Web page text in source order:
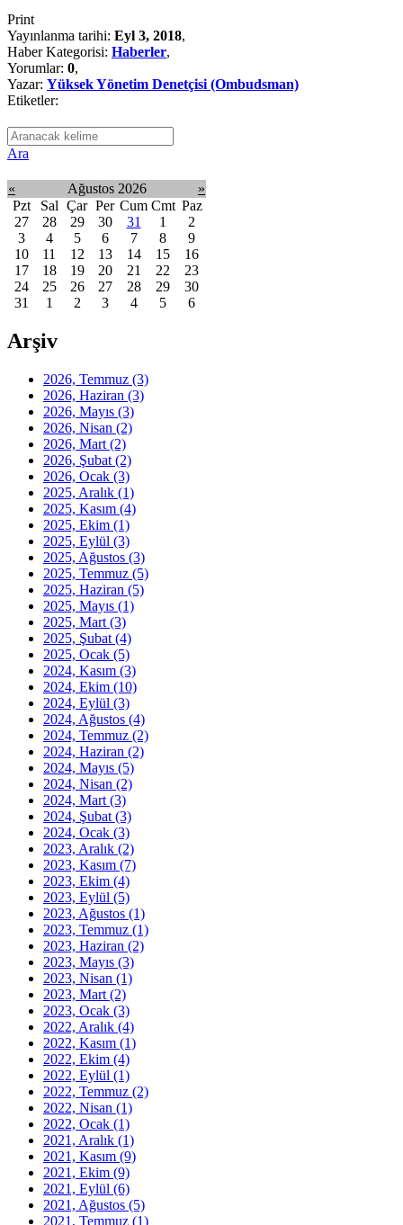
Print
Yayınlanma tarihi: Eyl 3, 2018,
Haber Kategorisi: Haberler,
Yorumlar: 0,
Yazar: Yüksek Yönetim Denetçisi (Ombudsman)
Etiketler:
Ara
« Ağustos 2026
»
Pzt
Sal Çar Per Cum Cmt Paz
27
28 29 30 31 1
2
3
4 5 6 7 8
9
10
11 12 13 14 15
16
17
18 19 20 21 22
23
24
25 26 27 28 29
30
31
1 2 3 4 5 6
Arşiv
2026, Temmuz (3)
2026, Haziran (3)
2026, Mayıs (3)
2026, Nisan (2)
2026, Mart (2)
2026, Şubat (2)
2026, Ocak (3)
2025, Aralık (1)
2025, Kasım (4)
2025, Ekim (1)
2025, Eylül (3)
2025, Ağustos (3)
2025, Temmuz (5)
2025, Haziran (5)
2025, Mayıs (1)
2025, Mart (3)
2025, Şubat (4)
2025, Ocak (5)
2024, Kasım (3)
2024, Ekim (10)
2024, Eylül (3)
2024, Ağustos (4)
2024, Temmuz (2)
2024, Haziran (2)
2024, Mayıs (5)
2024, Nisan (2)
2024, Mart (3)
2024, Şubat (3)
2024, Ocak (3)
2023, Aralık (2)
2023, Kasım (7)
2023, Ekim (4)
2023, Eylül (5)
2023, Ağustos (1)
2023, Temmuz (1)
2023, Haziran (2)
2023, Mayıs (3)
2023, Nisan (1)
2023, Mart (2)
2023, Ocak (3)
2022, Aralık (4)
2022, Kasım (1)
2022, Ekim (4)
2022, Eylül (1)
2022, Temmuz (2)
2022, Nisan (1)
2022, Ocak (1)
2021, Aralık (1)
2021, Kasım (9)
2021, Ekim (9)
2021, Eylül (6)
2021, Ağustos (5)
2021, Temmuz (1)